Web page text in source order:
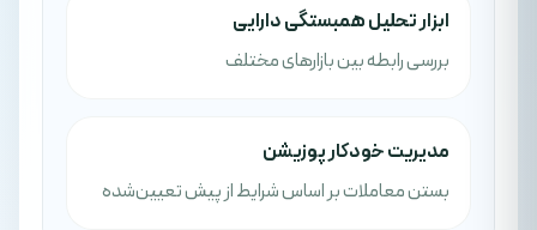
ابزار تحلیل همبستگی دارایی
بررسی رابطه بین بازارهای مختلف
مدیریت خودکار پوزیشن
بستن معاملات بر اساس شرایط از پیش تعیین‌شده